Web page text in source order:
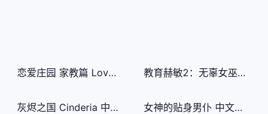
恋爱庄园 家教篇 Love Mansion 正式版 - 恋爱庄园攻略 配置要求 教育赫敏2：无辜女巫 Innocent Witches - 教育赫敏评测 玩法解析
灰烬之国 Cinderia 中文版 - 灰烬之国评测 实战技巧 女神的贴身男仆 中文版 - 游戏介绍 女神的贴身男仆心得